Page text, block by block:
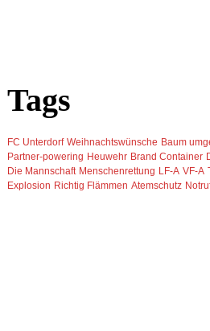
Tags
FC Unterdorf Weihnachtswünsche Baum
Partner-powering Heuwehr Brand Container
Die Mannschaft Menschenrettung LF-A VF-A
Explosion Richtig Flämmen Atemschutz